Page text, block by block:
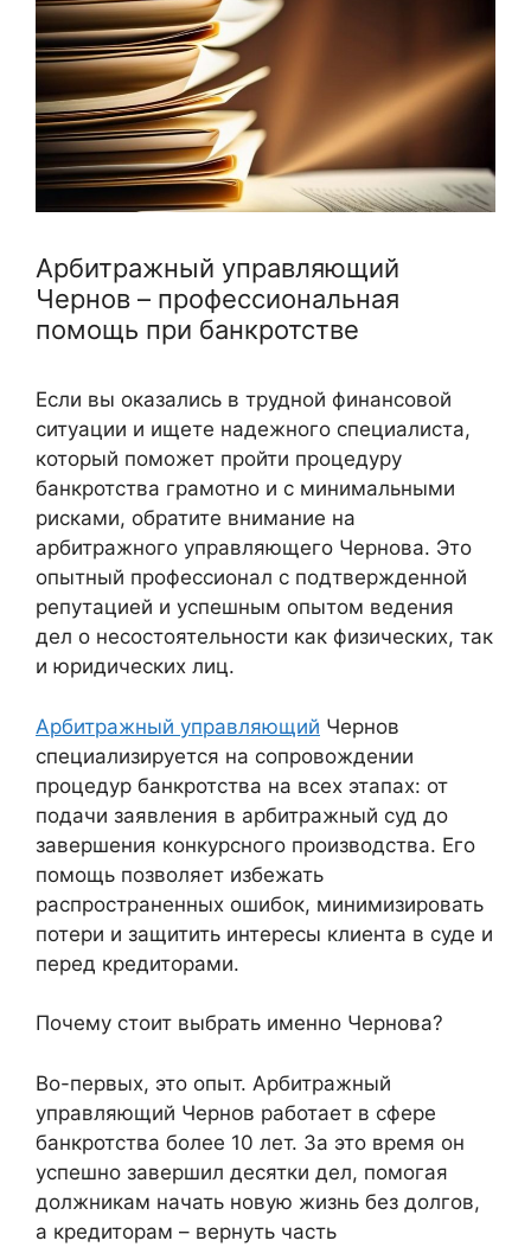
Арбитражный управляющий
Чернов – профессиональная
помощь при банкротстве
Если вы оказались в трудной финансовой
ситуации и ищете надежного специалиста,
который поможет пройти процедуру
банкротства грамотно и с минимальными
рисками, обратите внимание на
арбитражного управляющего Чернова. Это
опытный профессионал с подтвержденной
репутацией и успешным опытом ведения
дел о несостоятельности как физических, так
и юридических лиц.
Арбитражный управляющий Чернов
специализируется на сопровождении
процедур банкротства на всех этапах: от
подачи заявления в арбитражный суд до
завершения конкурсного производства. Его
помощь позволяет избежать
распространенных ошибок, минимизировать
потери и защитить интересы клиента в суде и
перед кредиторами.
Почему стоит выбрать именно Чернова?
Во-первых, это опыт. Арбитражный
управляющий Чернов работает в сфере
банкротства более 10 лет. За это время он
успешно завершил десятки дел, помогая
должникам начать новую жизнь без долгов,
а кредиторам – вернуть часть